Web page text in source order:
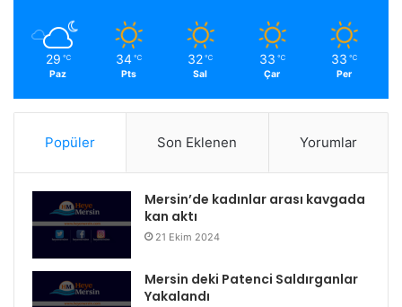
29 ℃
Paz
34 ℃
Pts
32 ℃
Sal
33 ℃
Çar
33 ℃
Per
Popüler Son Eklenen Yorumlar
Mersin’de kadınlar arası kavgada
kan aktı
21 Ekim 2024
Mersin deki Patenci Saldırganlar
Yakalandı